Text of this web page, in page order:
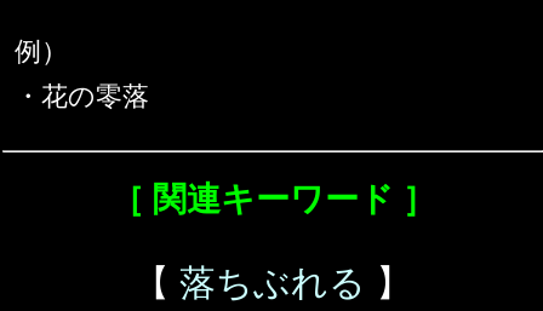
例）
・花の零落
［ 関連キーワード ］
【 落ちぶれる 】